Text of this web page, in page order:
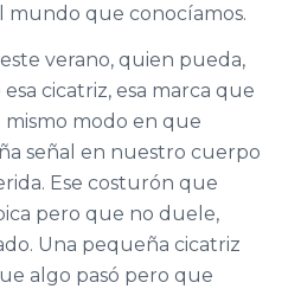
mundo que conocíamos.
verano, quien pueda,
cicatriz, esa marca que
mismo modo en que
señal en nuestro cuerpo
Ese costurón que
pero que no duele,
Una pequeña cicatriz
algo pasó pero que